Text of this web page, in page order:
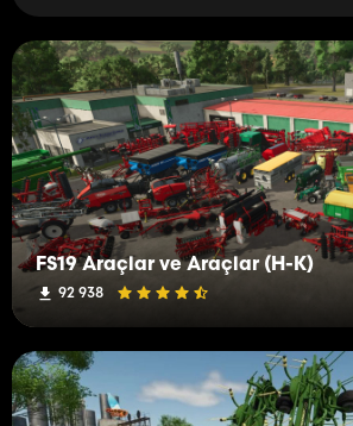
FS19 Araçlar ve Araçlar (H-K)
92 938